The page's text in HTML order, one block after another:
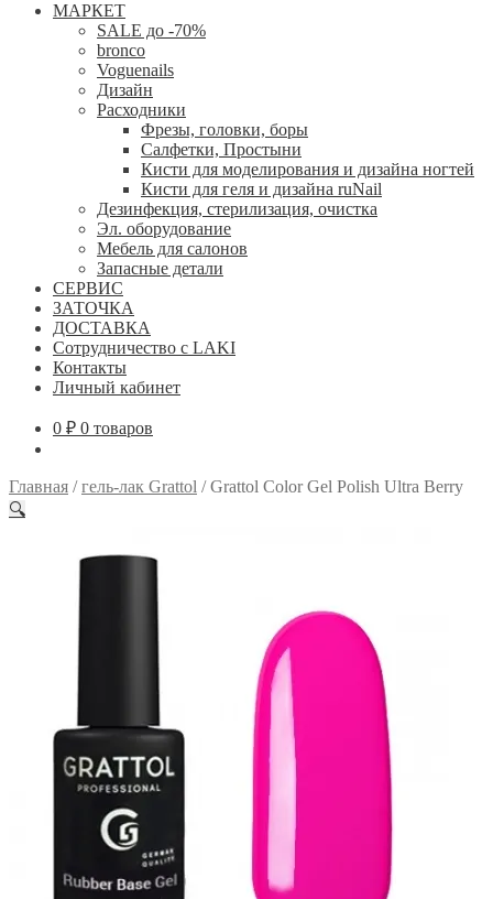
МАРКЕТ
SALE до -70%
bronco
Voguenails
Дизайн
Расходники
Фрезы, головки, боры
Салфетки, Простыни
Кисти для моделирования и дизайна ногтей
Кисти для геля и дизайна ruNail
Дезинфекция, стерилизация, очистка
Эл. оборудование
Мебель для салонов
Запасные детали
СЕРВИС
ЗАТОЧКА
ДОСТАВКА
Сотрудничество с LAKI
Контакты
Личный кабинет
0 ₽ 0 товаров
Главная /гель-лак Grattol /Grattol Color Gel Polish Ultra Berry
🔍